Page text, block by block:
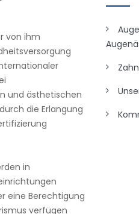
von ihm
und ästhetischen
die Erlangung
in
eine Berechtigung
verfügen